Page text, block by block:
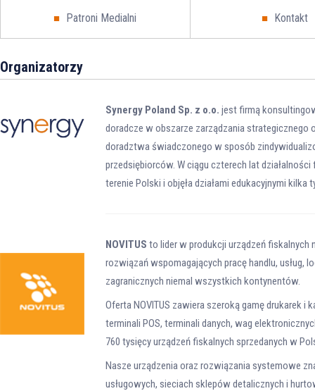
Patroni Medialni Kontakt
Organizatorzy
Synergy Poland Sp. z o.o. jest firmą
doradcze w obszarze zarządzania strategicznego
doradztwa świadczonego w sposób
przedsiębiorców. W ciągu czterech lat
terenie Polski i objęła działami edukacyjnymi kilka
NOVITUS to lider w produkcji urządzeń fiskalnych
rozwiązań wspomagających pracę handlu, usług,
zagranicznych niemal wszystkich kontynentów.
Oferta NOVITUS zawiera szeroką gamę drukarek
terminali POS, terminali danych, wag
760 tysięcy urządzeń fiskalnych sprzedanych w
Nasze urządzenia oraz rozwiązania systemowe
usługowych, sieciach sklepów detalicznych i